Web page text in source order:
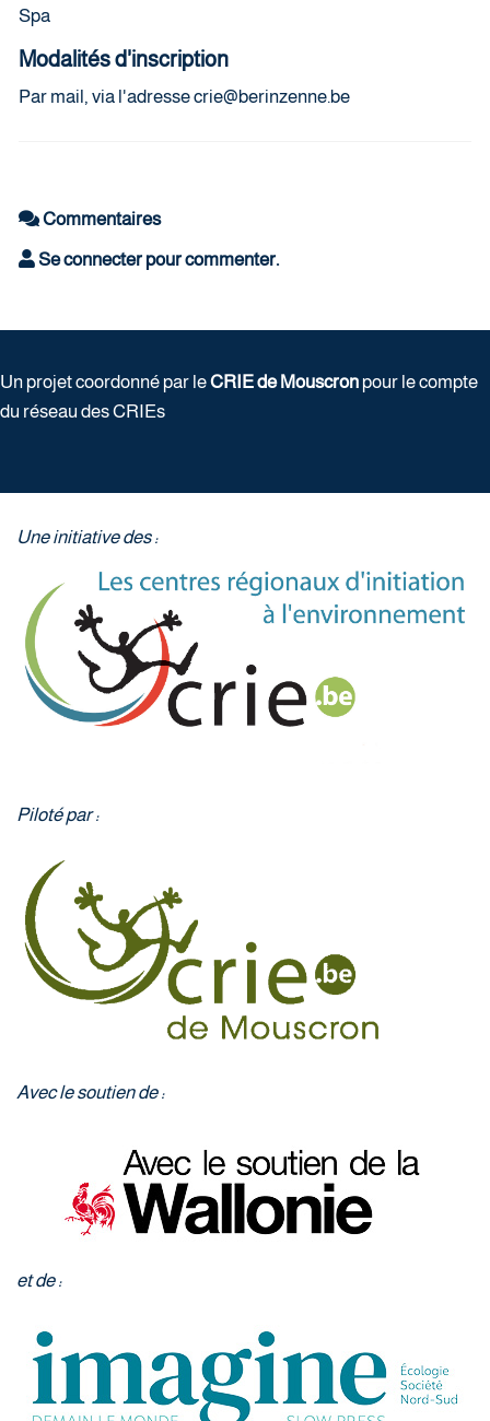
Spa
Modalités d'inscription
Par mail, via l'adresse crie@berinzenne.be
Commentaires
Se connecter pour commenter.
Un projet coordonné par leCRIE de Mouscron pour le compte
du réseau des CRIEs
Une initiative des :
Piloté par :
Avec le soutien de :
et de :